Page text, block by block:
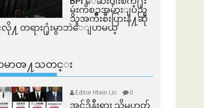
မွဴးကိစၥအမ်ားျပည္​
သူအက်ိဳးစီးပြားနဲ႔ဆို
လို႔ တရား႐ုံးမွာဘဲေျပာမယ္​
မာၻ႔သတင္း
Editor Htein Lin 0
အင်ဒိုနီးရှား သို့မဟုတ်